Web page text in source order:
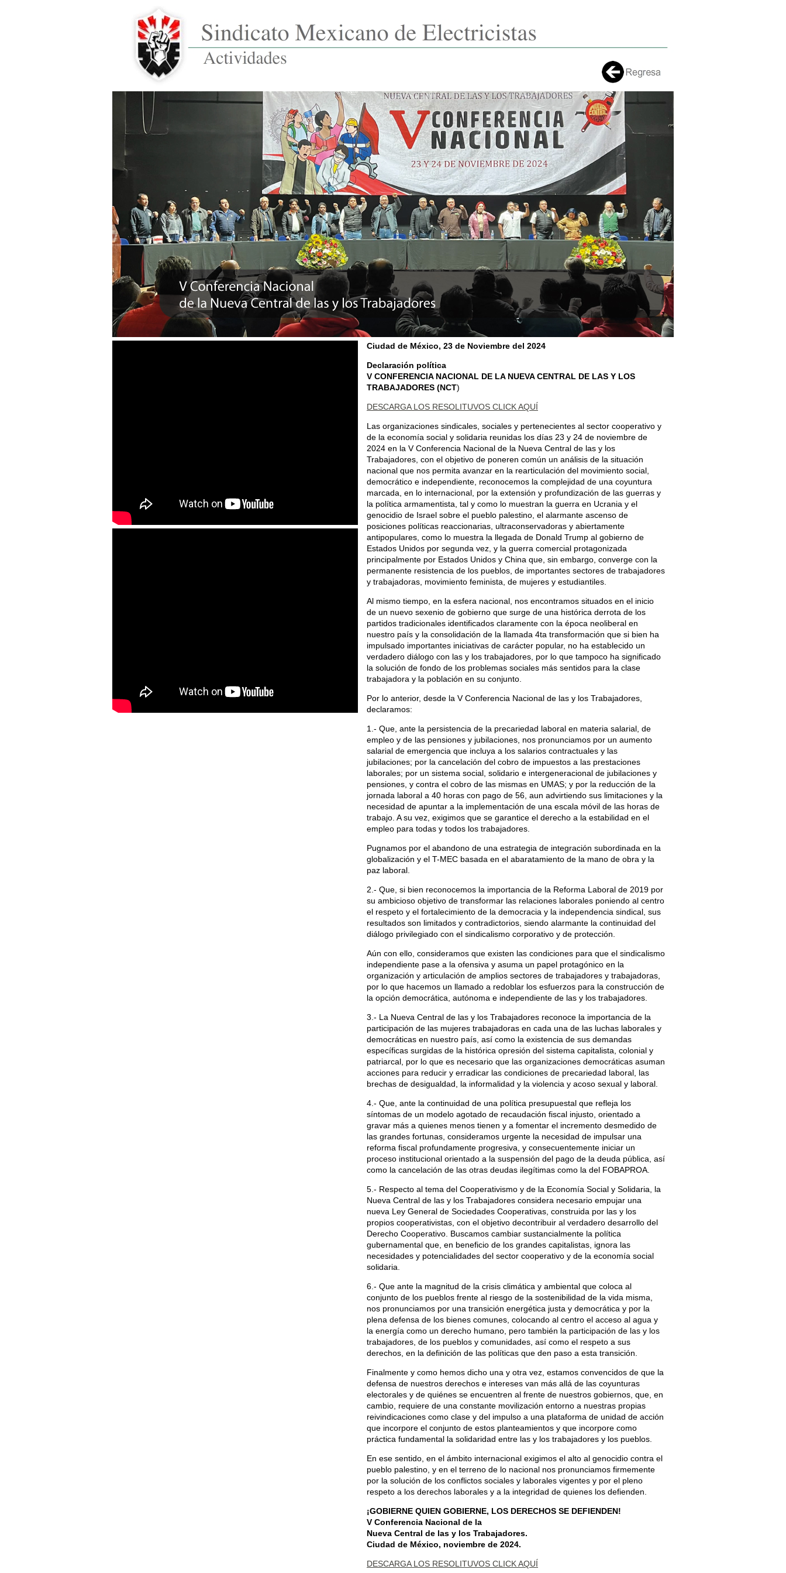
Ciudad de México, 23 de Noviembre del 2024
Declaración política
V CONFERENCIA NACIONAL DE LA NUEVA CENTRAL DE LAS Y LOS
TRABAJADORES (NCT)
DESCARGA LOS RESOLITUVOS CLICK AQUÍ
Las organizaciones sindicales, sociales y pertenecientes al sector cooperativo y
de la economía social y solidaria reunidas los días 23 y 24 de noviembre de
2024 en la V Conferencia Nacional de la Nueva Central de las y los
Trabajadores, con el objetivo de poneren común un análisis de la situación
nacional que nos permita avanzar en la rearticulación del movimiento social,
democrático e independiente, reconocemos la complejidad de una coyuntura
marcada, en lo internacional, por la extensión y profundización de las guerras y
la política armamentista, tal y como lo muestran la guerra en Ucrania y el
genocidio de Israel sobre el pueblo palestino, el alarmante ascenso de
posiciones políticas reaccionarias, ultraconservadoras y abiertamente
antipopulares, como lo muestra la llegada de Donald Trump al gobierno de
Estados Unidos por segunda vez, y la guerra comercial protagonizada
principalmente por Estados Unidos y China que, sin embargo, converge con la
permanente resistencia de los pueblos, de importantes sectores de trabajadores
y trabajadoras, movimiento feminista, de mujeres y estudiantiles.
Al mismo tiempo, en la esfera nacional, nos encontramos situados en el inicio
de un nuevo sexenio de gobierno que surge de una histórica derrota de los
partidos tradicionales identificados claramente con la época neoliberal en
nuestro país y la consolidación de la llamada 4ta transformación que si bien ha
impulsado importantes iniciativas de carácter popular, no ha establecido un
verdadero diálogo con las y los trabajadores, por lo que tampoco ha significado
la solución de fondo de los problemas sociales más sentidos para la clase
trabajadora y la población en su conjunto.
Por lo anterior, desde la V Conferencia Nacional de las y los Trabajadores,
declaramos:
1.- Que, ante la persistencia de la precariedad laboral en materia salarial, de
empleo y de las pensiones y jubilaciones, nos pronunciamos por un aumento
salarial de emergencia que incluya a los salarios contractuales y las
jubilaciones; por la cancelación del cobro de impuestos a las prestaciones
laborales; por un sistema social, solidario e intergeneracional de jubilaciones y
pensiones, y contra el cobro de las mismas en UMAS; y por la reducción de la
jornada laboral a 40 horas con pago de 56, aun advirtiendo sus limitaciones y la
necesidad de apuntar a la implementación de una escala móvil de las horas de
trabajo. A su vez, exigimos que se garantice el derecho a la estabilidad en el
empleo para todas y todos los trabajadores.
Pugnamos por el abandono de una estrategia de integración subordinada en la
globalización y el T-MEC basada en el abaratamiento de la mano de obra y la
paz laboral.
2.- Que, si bien reconocemos la importancia de la Reforma Laboral de 2019 por
su ambicioso objetivo de transformar las relaciones laborales poniendo al centro
el respeto y el fortalecimiento de la democracia y la independencia sindical, sus
resultados son limitados y contradictorios, siendo alarmante la continuidad del
diálogo privilegiado con el sindicalismo corporativo y de protección.
Aún con ello, consideramos que existen las condiciones para que el sindicalismo
independiente pase a la ofensiva y asuma un papel protagónico en la
organización y articulación de amplios sectores de trabajadores y trabajadoras,
por lo que hacemos un llamado a redoblar los esfuerzos para la construcción de
la opción democrática, autónoma e independiente de las y los trabajadores.
3.- La Nueva Central de las y los Trabajadores reconoce la importancia de la
participación de las mujeres trabajadoras en cada una de las luchas laborales y
democráticas en nuestro país, así como la existencia de sus demandas
específicas surgidas de la histórica opresión del sistema capitalista, colonial y
patriarcal, por lo que es necesario que las organizaciones democráticas asuman
acciones para reducir y erradicar las condiciones de precariedad laboral, las
brechas de desigualdad, la informalidad y la violencia y acoso sexual y laboral.
4.- Que, ante la continuidad de una política presupuestal que refleja los
síntomas de un modelo agotado de recaudación fiscal injusto, orientado a
gravar más a quienes menos tienen y a fomentar el incremento desmedido de
las grandes fortunas, consideramos urgente la necesidad de impulsar una
reforma fiscal profundamente progresiva, y consecuentemente iniciar un
proceso institucional orientado a la suspensión del pago de la deuda pública, así
como la cancelación de las otras deudas ilegítimas como la del FOBAPROA.
5.- Respecto al tema del Cooperativismo y de la Economía Social y Solidaria, la
Nueva Central de las y los Trabajadores considera necesario empujar una
nueva Ley General de Sociedades Cooperativas, construida por las y los
propios cooperativistas, con el objetivo decontribuir al verdadero desarrollo del
Derecho Cooperativo. Buscamos cambiar sustancialmente la política
gubernamental que, en beneficio de los grandes capitalistas, ignora las
necesidades y potencialidades del sector cooperativo y de la economía social
solidaria.
6.- Que ante la magnitud de la crisis climática y ambiental que coloca al
conjunto de los pueblos frente al riesgo de la sostenibilidad de la vida misma,
nos pronunciamos por una transición energética justa y democrática y por la
plena defensa de los bienes comunes, colocando al centro el acceso al agua y
la energía como un derecho humano, pero también la participación de las y los
trabajadores, de los pueblos y comunidades, así como el respeto a sus
derechos, en la definición de las políticas que den paso a esta transición.
Finalmente y como hemos dicho una y otra vez, estamos convencidos de que la
defensa de nuestros derechos e intereses van más allá de las coyunturas
electorales y de quiénes se encuentren al frente de nuestros gobiernos, que, en
cambio, requiere de una constante movilización entorno a nuestras propias
reivindicaciones como clase y del impulso a una plataforma de unidad de acción
que incorpore el conjunto de estos planteamientos y que incorpore como
práctica fundamental la solidaridad entre las y los trabajadores y los pueblos.
En ese sentido, en el ámbito internacional exigimos el alto al genocidio contra el
pueblo palestino, y en el terreno de lo nacional nos pronunciamos firmemente
por la solución de los conflictos sociales y laborales vigentes y por el pleno
respeto a los derechos laborales y a la integridad de quienes los defienden.
¡GOBIERNE QUIEN GOBIERNE, LOS DERECHOS SE DEFIENDEN!
V Conferencia Nacional de la
Nueva Central de las y los Trabajadores.
Ciudad de México, noviembre de 2024.
DESCARGA LOS RESOLITUVOS CLICK AQUÍ